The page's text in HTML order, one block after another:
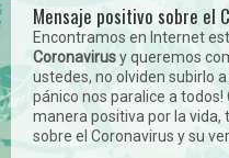
Mensaje positivo sobre el
Encontramos en Internet
Coronavirusy queremos
ustedes, no olviden subirlo
pánico nos paralice a
manera positiva por la
sobre el Coronavirus y su